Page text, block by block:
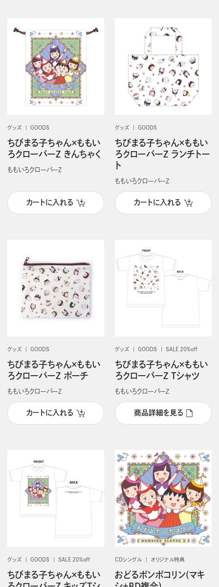
グッズ GOODS
ちびまる子ちゃん×ももい
ろクローバーZ きんちゃく
ももいろクローバーＺ
カートに入れる
グッズ GOODS
ちびまる子ちゃん×ももい
ろクローバーZ ランチトー
ト
ももいろクローバーＺ
カートに入れる
グッズ GOODS
ちびまる子ちゃん×ももい
ろクローバーZ ポーチ
ももいろクローバーＺ
カートに入れる
グッズ GOODS SALE 20%off
ちびまる子ちゃん×ももい
ろクローバーZ Tシャツ
ももいろクローバーＺ
商品詳細を見る
グッズ GOODS SALE 20%off
ちびまる子ちゃん×ももい
CDシングル オリジナル特典
おどるポンポコリン(マキ